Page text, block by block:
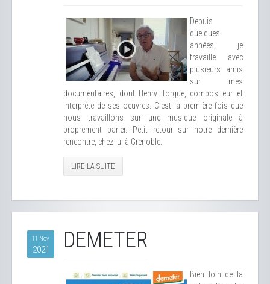
Depuis
quelques
années, je
travaille avec
plusieurs amis
sur mes
documentaires, dont Henry Torgue, compositeur et
interprète de ses oeuvres. C'est la première fois que
nous travaillons sur une musique originale à
proprement parler. Petit retour sur notre dernière
rencontre, chez lui à Grenoble.
LIRE LA SUITE
11 Nov
2021 DEMETER
Bien loin de la